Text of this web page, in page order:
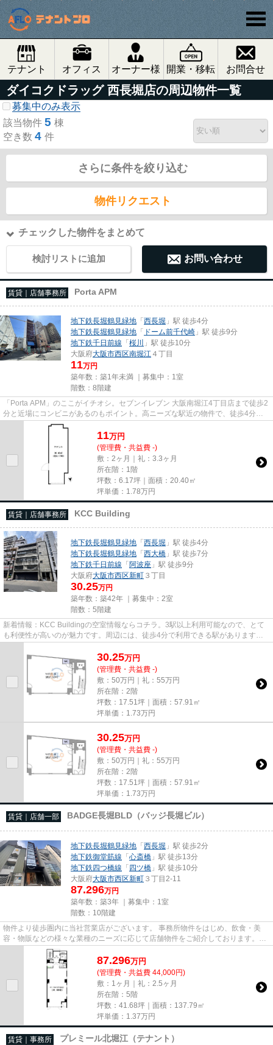
テナント オフィス オーナー様 開業・移転 お問合せ
ダイコクドラッグ 西長堀店の周辺物件一覧
募集中のみ表示
該当物件 5 棟
空き数 4 件
さらに条件を絞り込む
物件リクエスト
チェックした物件をまとめて
検討リストに追加 お問い合わせ
賃貸｜店舗事務所 Porta APM
地下鉄長堀鶴見緑地 「西長堀 」駅 徒歩4分
地下鉄長堀鶴見緑地 「 ドーム前千代崎 」駅 徒歩9分
地下鉄千日前線 「桜川
」駅 徒歩10分
大阪府大阪市西区南堀江 ４丁目
11万円
築年数：築1年未満 ｜募集中： 1室
階数：8階建
「Porta APM」のここがイチオシ。セブンイレブン 大阪南堀江4丁目店まで徒歩2
分と近場にコンビニがあるのもポイント。高ニーズな駅近の物件で、徒歩4分で
駅に行くことができます。駐車...
11万円
(管理費・共益費 -)
敷：2ヶ月｜礼：3.3ヶ月
所在階：1階
坪数：6.17坪｜面積：20.40㎡
坪単価： 1.78万円
賃貸｜店舗事務所 KCC Building
地下鉄長堀鶴見緑地 「西長堀 」駅 徒歩4分
地下鉄長堀鶴見緑地 「西大橋 」駅 徒歩7分
地下鉄千日前線 「阿波座 」駅 徒歩9分
大阪府大阪市西区新町 ３丁目
30.25万円
築年数：築42年 ｜募集中： 2室
階数：5階建
新着情報：KCC Buildingの空室情報ならコチラ。3駅以上利用可能なので、とて
も利便性が高いのが魅力です。周辺には、徒歩4分で利用できる駅があります。
駐車場までの距離は300mです。...
30.25万円
(管理費・共益費 -)
敷：50万円｜礼：55万円
所在階：2階
坪数：17.51坪｜面積：57.91㎡
坪単価： 1.73万円
30.25万円
(管理費・共益費 -)
敷：50万円｜礼：55万円
所在階：2階
坪数：17.51坪｜面積：57.91㎡
坪単価： 1.73万円
賃貸｜店舗一部 BADGE長堀BLD（バッジ長堀ビル）
地下鉄長堀鶴見緑地 「西長堀 」駅 徒歩2分
地下鉄御堂筋線 「心斎橋 」駅 徒歩13分
地下鉄四つ橋線 「四ツ橋 」駅 徒歩10分
大阪府大阪市西区新町 ３丁目2-11
87.296万円
築年数：築3年 ｜募集中： 1室
階数：10階建
物件より徒歩圏内に当社営業店がございます。 事務所物件をはじめ、飲食・美
容・物販などの様々な業種のニーズに応じて店舗物件をご紹介しております。
尚、弊社ではおとり広告は一切...
87.296万円
(管理費・共益費 44,000円)
敷：1ヶ月｜礼：2.5ヶ月
所在階：5階
坪数：41.68坪｜面積：137.79㎡
坪単価： 1.37万円
賃貸｜事務所 プレミール北堀江（テナント）